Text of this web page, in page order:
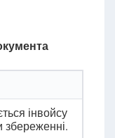
інвойсу
збереженні.